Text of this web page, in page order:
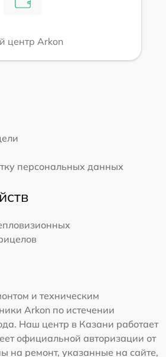
центр Arkon
персональных данных
и техническим
Arkon по истечении
Наш центр в Казани работает
официальной авторизации от
на ремонт, указанные на сайте,